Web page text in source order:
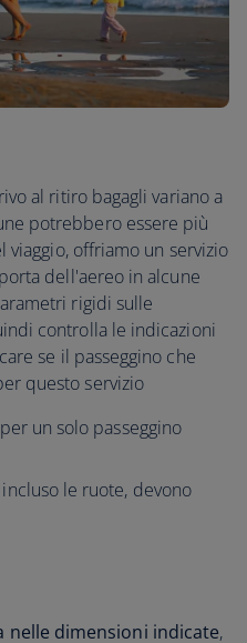
al ritiro bagagli variano a
potrebbero essere più
offriamo un servizio
dell'aereo in alcune
rigidi sulle
controlla le indicazioni
se il passeggino che
questo servizio
un solo passeggino
le ruote, devono
nelle dimensioni indicate,